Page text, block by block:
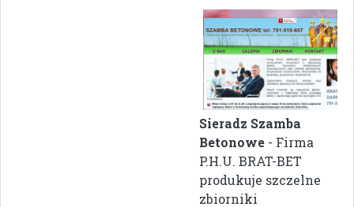
Sieradz Szamba
Betonowe - Firma
P.H.U. BRAT-BET
produkuje szczelne
zbiorniki